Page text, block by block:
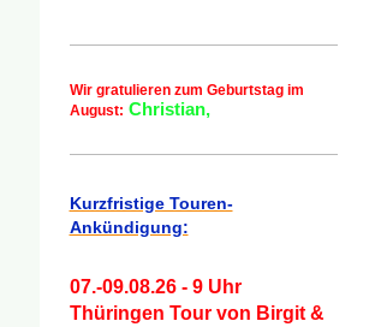
Wir gratulieren zum Geburtstag im
August: Christian,
Kurzfristige Touren-
Ankündigung:
07.-09.08.26 - 9 Uhr
Thüringen Tour von Birgit &